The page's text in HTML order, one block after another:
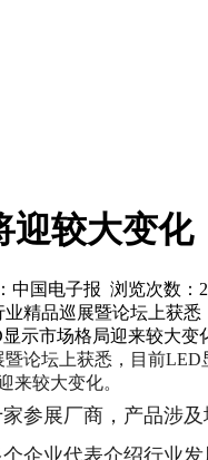
迎较大变化
中国电子报 浏览次数：
精品巡展暨论坛上获
示市场格局迎来较大变
论坛上获悉，目前
来较大变化。
参展厂商，产品涉